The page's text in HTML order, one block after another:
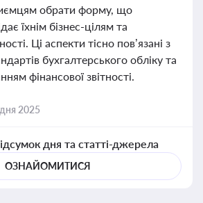
обрати форму, що
їхнім бізнес-цілям та
Ці аспекти тісно пов’язані з
бухгалтерського обліку та
фінансової звітності.
2025
дня та статті-джерела
ОЗНАЙОМИТИСЯ